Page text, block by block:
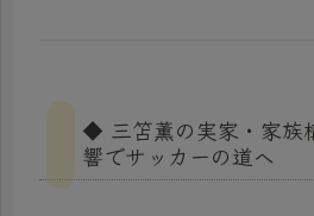
◆ 三笘薫の実家・家族
響でサッカーの道へ